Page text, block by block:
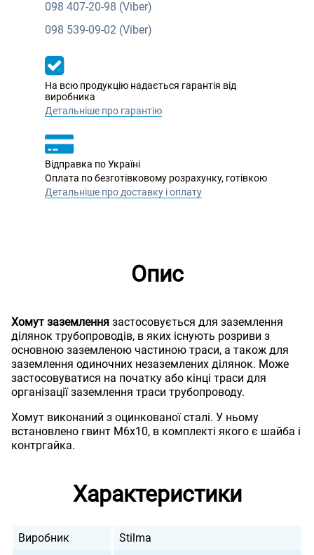
098 407-20-98 (Viber)
098 539-09-02 (Viber)
На всю продукцію надається гарантія від
виробника
Детальніше про гарантію
Відправка по Україні
Оплата по безготівковому розрахунку, готівкою
Детальніше про доставку і оплату
Опис
Хомут заземлення застосовується для заземлення
ділянок трубопроводів, в яких існують розриви з
основною заземленою частиною траси, а також для
заземлення одиночних незаземлених ділянок. Може
застосовуватися на початку або кінці траси для
організації заземлення траси трубопроводу.
Хомут виконаний з оцинкованої сталі. У ньому
встановлено гвинт М6х10, в комплекті якого є шайба і
контргайка.
Характеристики
Виробник
Stilma